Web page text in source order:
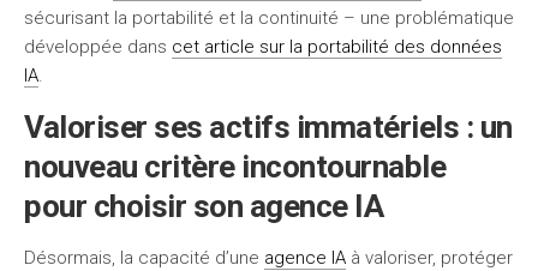
sécurisant la portabilité et la continuité – une problématique
développée dans cet article sur la portabilité des données
IA.
Valoriser ses actifs immatériels : un
nouveau critère incontournable
pour choisir son agence IA
Désormais, la capacité d’une agence IA à valoriser, protéger